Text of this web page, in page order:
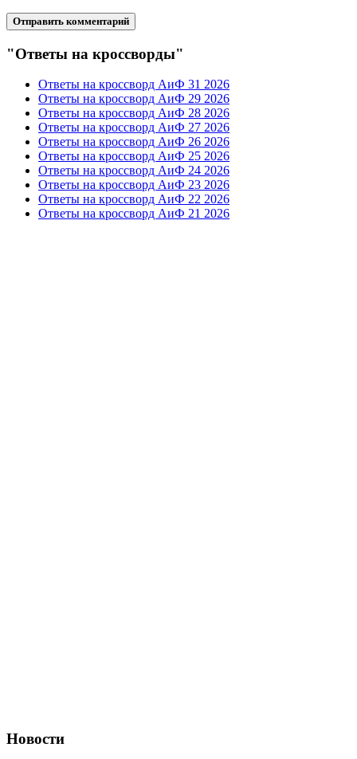
"Ответы на кроссворды"
Ответы на кроссворд АиФ 31 2026
Ответы на кроссворд АиФ 29 2026
Ответы на кроссворд АиФ 28 2026
Ответы на кроссворд АиФ 27 2026
Ответы на кроссворд АиФ 26 2026
Ответы на кроссворд АиФ 25 2026
Ответы на кроссворд АиФ 24 2026
Ответы на кроссворд АиФ 23 2026
Ответы на кроссворд АиФ 22 2026
Ответы на кроссворд АиФ 21 2026
Новости